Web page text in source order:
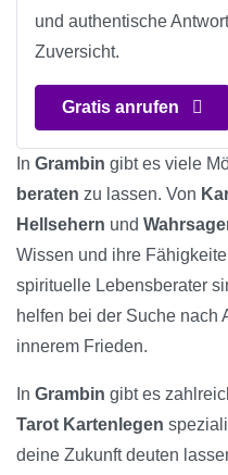
und authentische
Zuversicht.
Gratis anrufen
In Grambin gibt es viele
beraten zu lassen. Von
Hellsehern und
Wissen und ihre
spirituelle Lebensberater
helfen bei der Suche nach
innerem Frieden.
In Grambin gibt es
Tarot Kartenlegen
deine Zukunft deuten